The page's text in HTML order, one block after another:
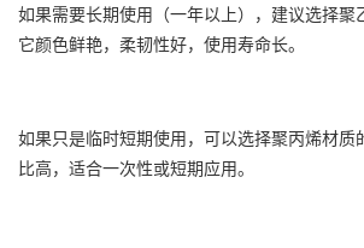
如果需要长期使用（一年以上），建议选择聚
它颜色鲜艳，柔韧性好，使用寿命长。
如果只是临时短期使用，可以选择聚丙烯材质
比高，适合一次性或短期应用。